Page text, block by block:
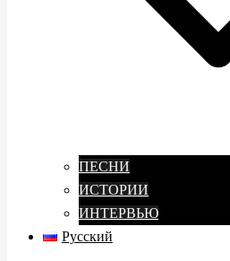
ПЕСНИ
ИСТОРИИ
ИНТЕРВЬЮ
Русский